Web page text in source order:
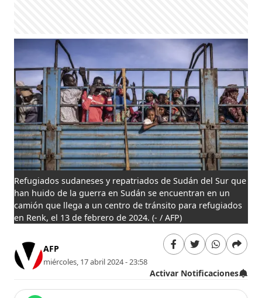
Refugiados sudaneses y repatriados de Sudán del Sur que
han huido de la guerra en Sudán se encuentran en un
camión que llega a un centro de tránsito para refugiados
en Renk, el 13 de febrero de 2024. (- / AFP)
AFP
miércoles, 17 abril 2024 - 23:58
Activar Notificaciones